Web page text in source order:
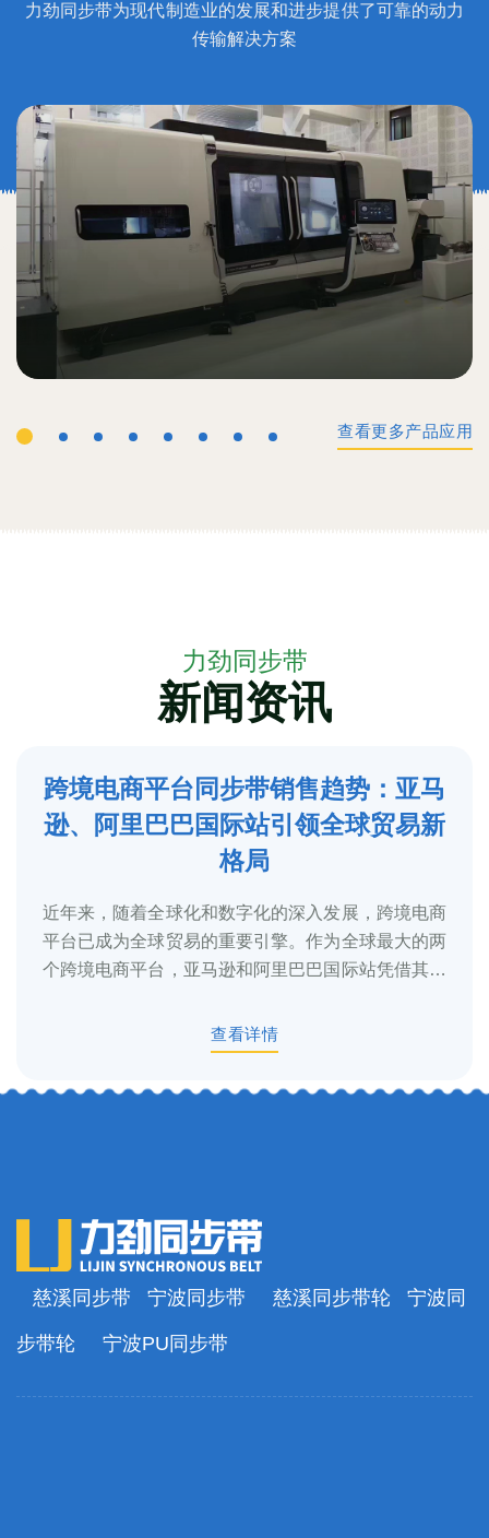
力劲同步带为现代制造业的发展和进步提供了可靠的动力
传输解决方案
查看更多产品应用
力劲同步带
新闻资讯
5
2025-3
跨境电商平台同步带销售趋势：亚马
逊、阿里巴巴国际站引领全球贸易新
格局
近年来，随着全球化和数字化的深入发展，跨境电商
平台已成为全球贸易的重要引擎。作为全球最大的两
个跨境电商平台，亚马逊和阿里巴巴国际站凭借其庞
查看详情
慈溪同步带 宁波同步带 慈溪同步带轮 宁波同
步带轮 宁波PU同步带